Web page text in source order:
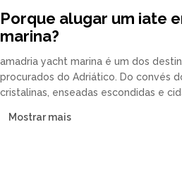
Porque alugar um iate
marina?
amadria yacht marina é um dos
procurados do Adriático. Do convés
cristalinas, enseadas escondidas e
Mostrar mais